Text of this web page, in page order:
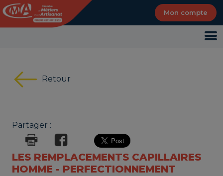
Mon compte
Retour
Partager :
LES REMPLACEMENTS CAPILLAIRES
HOMME - PERFECTIONNEMENT
Panneau de gestion des cookies